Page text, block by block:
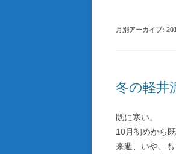
月別アーカイブ:
冬の軽井
既に寒い。
10月初めから
来週、いや、